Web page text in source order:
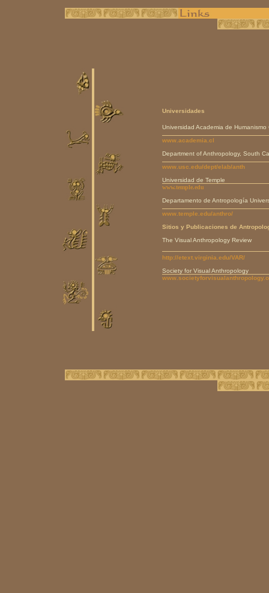
Universidades
Universidad Academia de Humanismo
www.academia.cl
Department of Anthropology, South
www.usc.edu/dept/elab/anth
Universidad de Temple
www.temple.edu
Departamento de Antropología
www.temple.edu/anthro/
Sitios y Publicaciones de
The Visual Anthropology Review
http://etext.virginia.edu/VAR/
Society for Visual Anthropology